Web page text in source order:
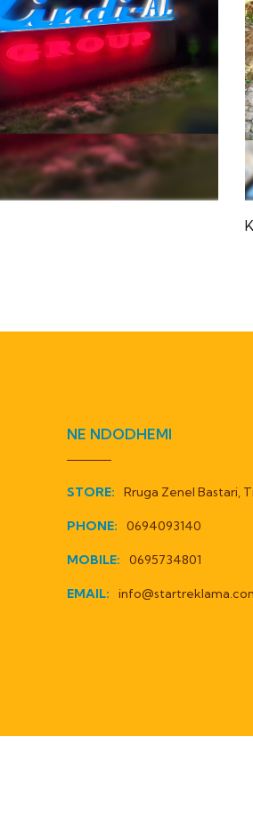
NE NDODHEMI
STORE: Rruga Zenel Bastari,
PHONE: 0694093140
MOBILE: 0695734801
EMAIL: